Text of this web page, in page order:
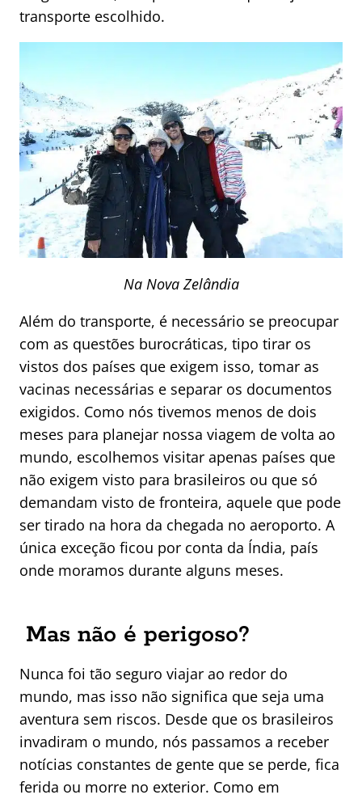
transporte escolhido.
Na Nova Zelândia
Além do transporte, é necessário se preocupar
com as questões burocráticas, tipo tirar os
vistos dos países que exigem isso, tomar as
vacinas necessárias e separar os documentos
exigidos. Como nós tivemos menos de dois
meses para planejar nossa viagem de volta ao
mundo, escolhemos visitar apenas países que
não exigem visto para brasileiros ou que só
demandam visto de fronteira, aquele que pode
ser tirado na hora da chegada no aeroporto. A
única exceção ficou por conta da Índia, país
onde moramos durante alguns meses.
Mas não é perigoso?
Nunca foi tão seguro viajar ao redor do
mundo, mas isso não significa que seja uma
aventura sem riscos. Desde que os brasileiros
invadiram o mundo, nós passamos a receber
notícias constantes de gente que se perde, fica
ferida ou morre no exterior. Como em